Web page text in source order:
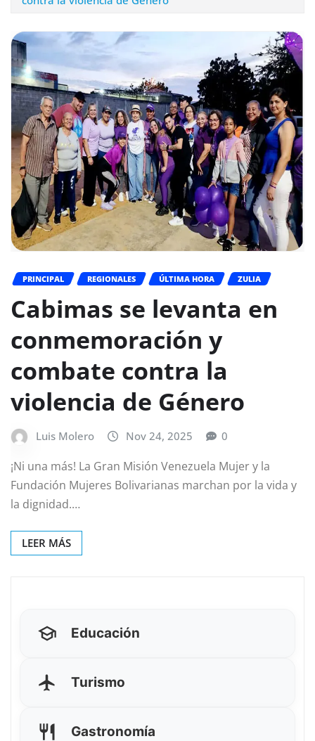
PRINCIPAL REGIONALES ÚLTIMA HORA ZULIA
Cabimas se levanta en
conmemoración y
combate contra la
violencia de Género
Luis Molero Nov 24, 2025 0
¡Ni una más! La Gran Misión Venezuela Mujer y la
Fundación Mujeres Bolivarianas marchan por la vida y
la dignidad.…
LEER MÁS
Educación
Turismo
Gastronomía